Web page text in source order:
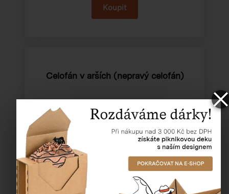
Celofán v arších (nepravý celofán)
Katalogové číslo: 60130